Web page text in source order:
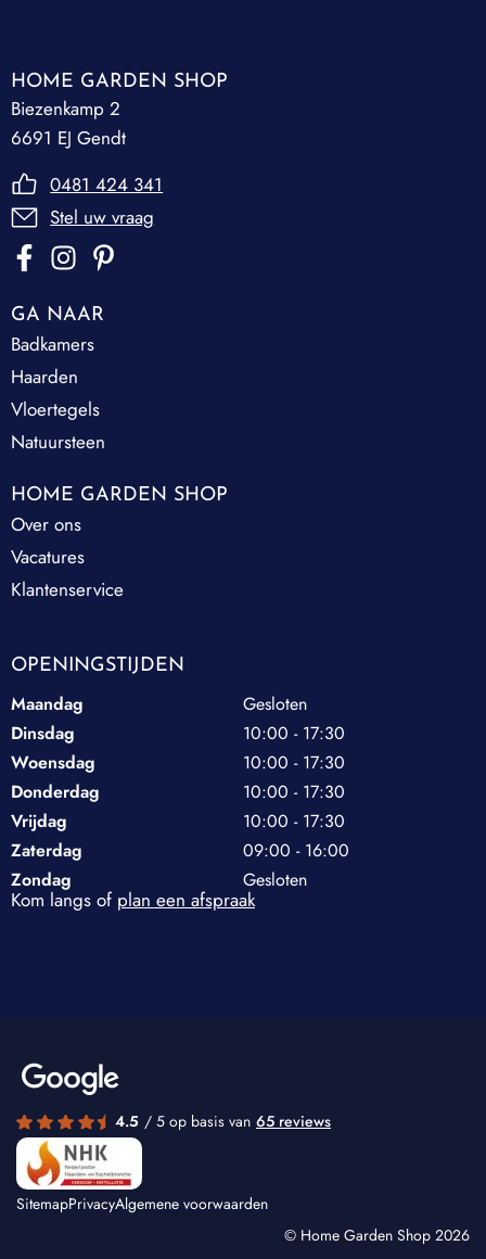
HOME GARDEN SHOP
Biezenkamp 2
6691 EJ Gendt
0481 424 341
Stel uw vraag
GA NAAR
Badkamers
Haarden
Vloertegels
Natuursteen
HOME GARDEN SHOP
Over ons
Vacatures
Klantenservice
OPENINGSTIJDEN
Maandag
Gesloten
Dinsdag
10:00 - 17:30
Woensdag
10:00 - 17:30
Donderdag
10:00 - 17:30
Vrijdag
10:00 - 17:30
Zaterdag
09:00 - 16:00
Zondag
Gesloten
Kom langs of plan een afspraak
4.5 / 5 op basis van 65 reviews
SitemapPrivacyAlgemene voorwaarden
© Home Garden Shop 2026